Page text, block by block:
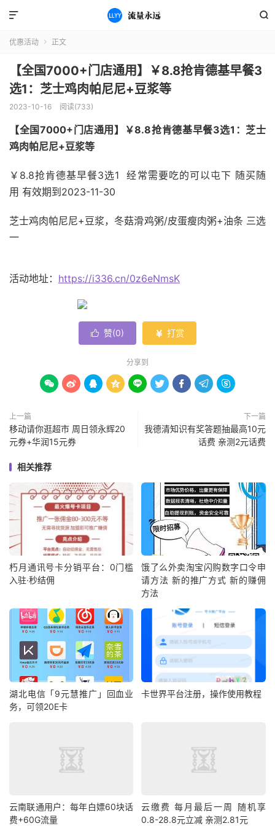


优惠活动  正文
【全国7000+门店通用】￥8.8抢肯德基早餐3
选1：芝士鸡肉帕尼尼+豆浆等
2023-10-16 阅读(733)
【全国7000+门店通用】￥8.8抢肯德基早餐3选1：芝士
鸡肉帕尼尼+豆浆等
￥8.8抢肯德基早餐3选1 经常需要吃的可以屯下 随买随
用 有效期到2023-11-30
芝士鸡肉帕尼尼+豆浆，冬菇滑鸡粥/皮蛋瘦肉粥+油条 三选
一
活动地址： https://i336.cn/0z6eNmsK
 赞(0)  打赏
分享到
        
上一篇
移动请你逛超市 周日领永辉20
元券+华润15元券
下一篇
我德清知识有奖答题抽最高10元
话费 亲测2元话费
相关推荐
朽月通讯号卡分销平台：0门槛
入驻·秒结佣
饿了么外卖淘宝闪购数字口令申
请方法 新的推广方式 新的赚佣
方法
湖北电信「9元慧推广」回血业
务，可领20E卡
卡世界平台注册，操作使用教程
云南联通用户：每年白嫖60块话
费+60G流量
云缴费 每月最后一周 随机享
0.8-28.8元立减 亲测2.81元